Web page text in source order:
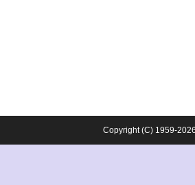
Copyright (C) 1959-